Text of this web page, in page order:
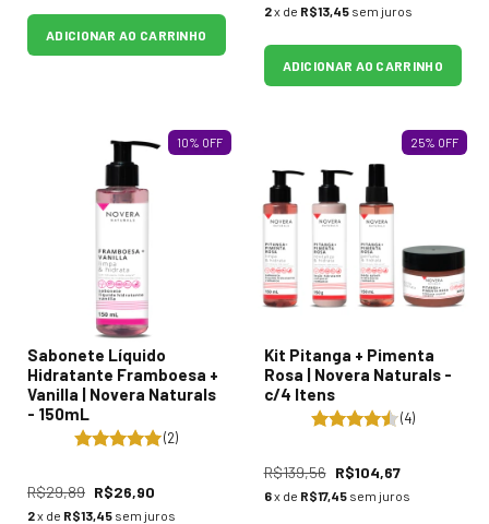
ADICIONAR AO CARRINHO
2x de R$13,45 sem juros
ADICIONAR AO CARRINHO
10% OFF
Sabonete Líquido
Hidratante Framboesa +
Vanilla | Novera Naturals
- 150mL
(2)
R$29,89 R$26,90
2x de R$13,45 sem juros
25% OFF
Kit Pitanga + Pimenta
Rosa | Novera Naturals -
c/4 Itens
(4)
R$139,56 R$104,67
6x de R$17,45 sem juros